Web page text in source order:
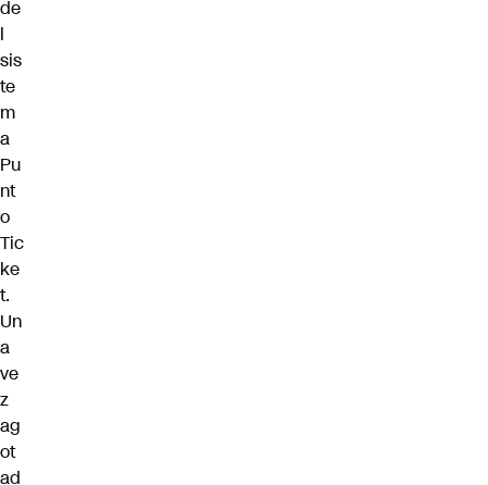
de
l
sis
te
m
a
Pu
nt
o
Tic
ke
t.
Un
a
ve
z
ag
ot
ad